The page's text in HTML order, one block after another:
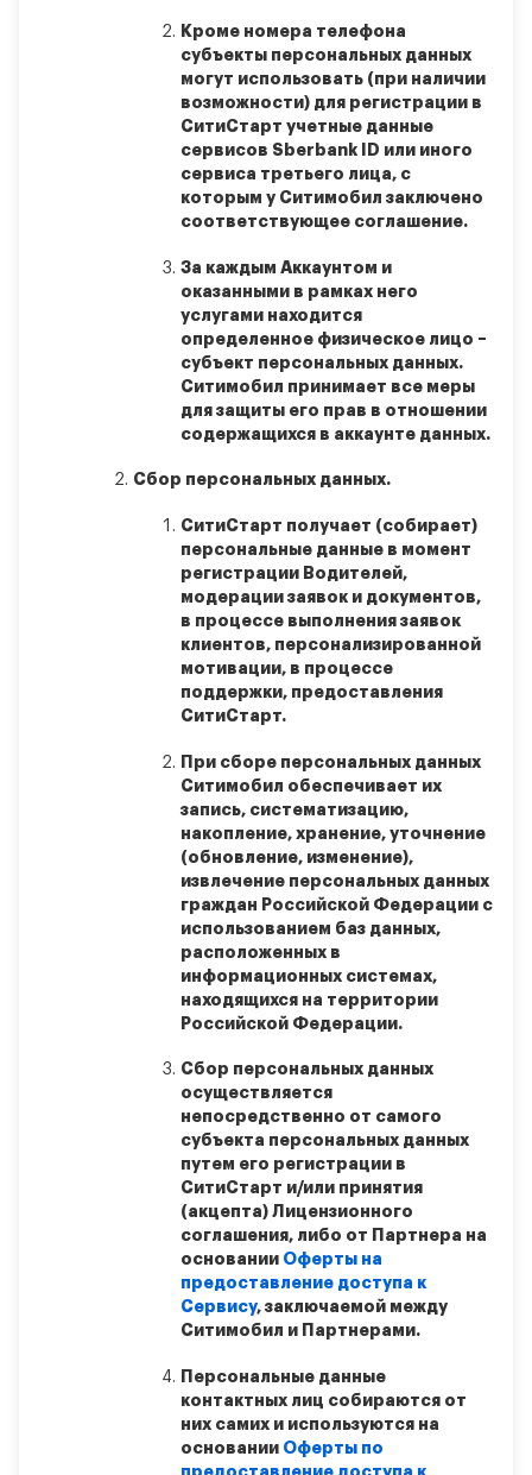
Кроме номера телефона
субъекты персональных данных
могут использовать (при наличии
возможности) для регистрации в
СитиСтарт учетные данные
сервисов Sberbank ID или иного
сервиса третьего лица, с
которым у Ситимобил заключено
соответствующее соглашение.
За каждым Аккаунтом и
оказанными в рамках него
услугами находится
определенное физическое лицо –
субъект персональных данных.
Ситимобил принимает все меры
для защиты его прав в отношении
содержащихся в аккаунте данных.
Сбор персональных данных.
СитиСтарт получает (собирает)
персональные данные в момент
регистрации Водителей,
модерации заявок и документов,
в процессе выполнения заявок
клиентов, персонализированной
мотивации, в процессе
поддержки, предоставления
СитиСтарт.
При сборе персональных данных
Ситимобил обеспечивает их
запись, систематизацию,
накопление, хранение, уточнение
(обновление, изменение),
извлечение персональных данных
граждан Российской Федерации с
использованием баз данных,
расположенных в
информационных системах,
находящихся на территории
Российской Федерации.
Сбор персональных данных
осуществляется
непосредственно от самого
субъекта персональных данных
путем его регистрации в
СитиСтарт и/или принятия
(акцепта) Лицензионного
соглашения, либо от Партнера на
основании Оферты на
предоставление доступа к
Сервису, заключаемой между
Ситимобил и Партнерами.
Персональные данные
контактных лиц собираются от
них самих и используются на
основании Оферты по
предоставление доступа к